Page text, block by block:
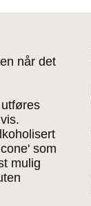
når det
som
mulig